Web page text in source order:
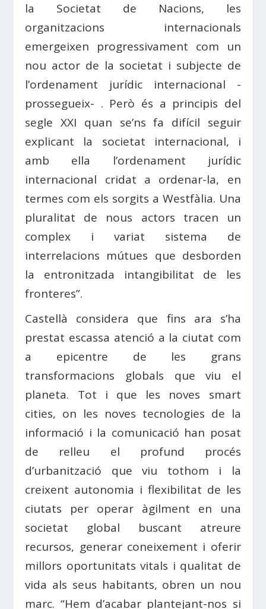
la Societat de Nacions, les
organitzacions internacionals
emergeixen progressivament com un
nou actor de la societat i subjecte de
l’ordenament jurídic internacional -
prossegueix- . Però és a principis del
segle XXI quan se’ns fa difícil seguir
explicant la societat internacional, i
amb ella l’ordenament jurídic
internacional cridat a ordenar-la, en
termes com els sorgits a Westfàlia. Una
pluralitat de nous actors tracen un
complex i variat sistema de
interrelacions mútues que desborden
la entronitzada intangibilitat de les
fronteres”.
Castellà considera que fins ara s’ha
prestat escassa atenció a la ciutat com
a epicentre de les grans
transformacions globals que viu el
planeta. Tot i que les noves smart
cities, on les noves tecnologies de la
informació i la comunicació han posat
de relleu el profund procés
d’urbanització que viu tothom i la
creixent autonomia i flexibilitat de les
ciutats per operar àgilment en una
societat global buscant atreure
recursos, generar coneixement i oferir
millors oportunitats vitals i qualitat de
vida als seus habitants, obren un nou
marc. “Hem d’acabar plantejant-nos si